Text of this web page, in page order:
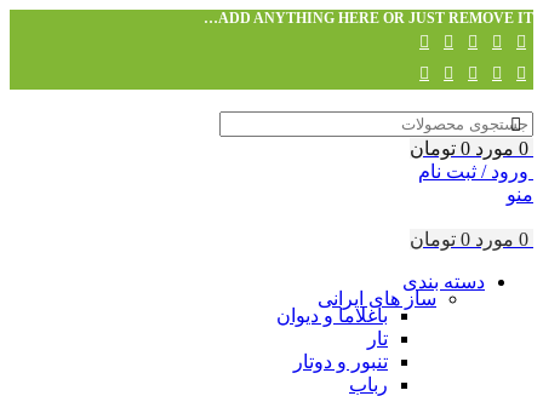
ADD ANYTHING HERE OR JUST REMOVE IT…
0 مورد 0 تومان
ورود / ثبت نام
منو
0 مورد 0 تومان
دسته بندی
ساز های ایرانی
باغلاما و دیوان
تار
تنبور و دوتار
رباب